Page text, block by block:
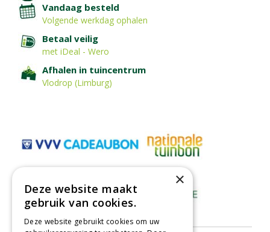
Vandaag besteld
Volgende werkdag ophalen
Betaal veilig
met iDeal - Wero
Afhalen in tuincentrum
Vlodrop (Limburg)
×
Deze website maakt
gebruik van cookies.
Deze website gebruikt cookies om uw